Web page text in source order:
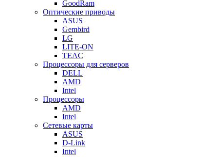
GoodRam
Оптические приводы
ASUS
Gembird
LG
LITE-ON
TEAC
Процессоры для серверов
DELL
AMD
Intel
Процессоры
AMD
Intel
Сетевые карты
ASUS
D-Link
Intel